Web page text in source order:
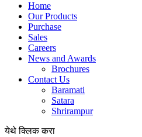
Home
Our Products
Purchase
Sales
Careers
News and Awards
Brochures
Contact Us
Baramati
Satara
Shrirampur
येथे क्लिक करा